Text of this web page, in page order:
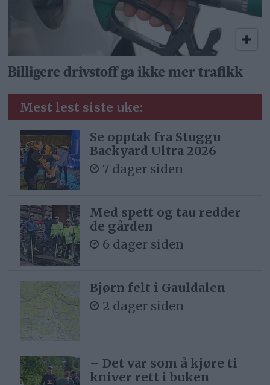
Billigere drivstoff ga ikke mer trafikk
Mest lest siste uke:
Se opptak fra Stuggu
Backyard Ultra 2026
7 dager siden
Med spett og tau redder
de gården
6 dager siden
Bjørn felt i Gauldalen
2 dager siden
– Det var som å kjøre ti
kniver rett i buken